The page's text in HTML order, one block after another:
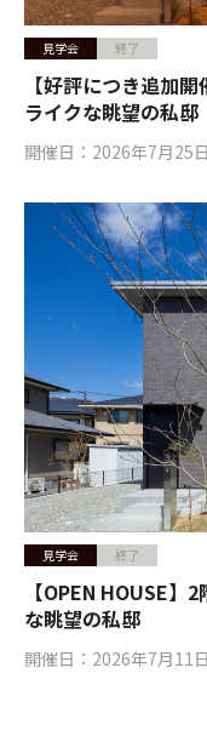
【好評につき追加
ライクな眺望の私邸
開催日：2026年7月25
見学会 終了
【OPEN HOUSE】
な眺望の私邸
開催日：2026年7月11
見学会 終了